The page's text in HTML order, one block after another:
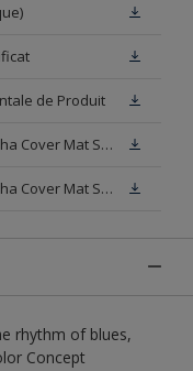
de Produit
Fiche de données de sécurité Alpha Cover Mat SF N00 (SDS)
Fiche de données de sécurité Alpha Cover Mat SF Blanc (SDS)
rhythm of blues,
Concept